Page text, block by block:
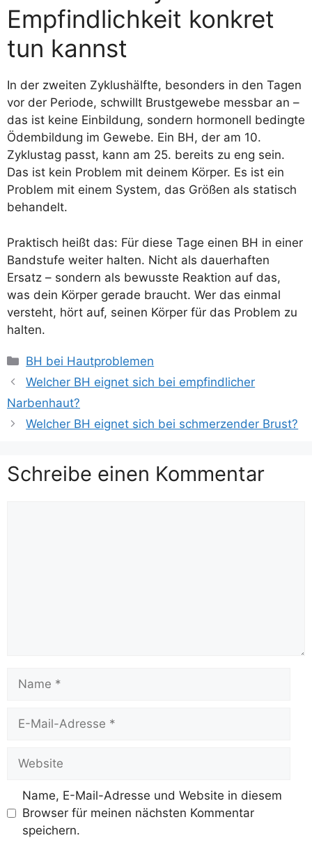
Empfindlichkeit konkret
tun kannst
In der zweiten Zyklushälfte, besonders in den Tagen
vor der Periode, schwillt Brustgewebe messbar an –
das ist keine Einbildung, sondern hormonell bedingte
Ödembildung im Gewebe. Ein BH, der am 10.
Zyklustag passt, kann am 25. bereits zu eng sein.
Das ist kein Problem mit deinem Körper. Es ist ein
Problem mit einem System, das Größen als statisch
behandelt.
Praktisch heißt das: Für diese Tage einen BH in einer
Bandstufe weiter halten. Nicht als dauerhaften
Ersatz – sondern als bewusste Reaktion auf das,
was dein Körper gerade braucht. Wer das einmal
versteht, hört auf, seinen Körper für das Problem zu
halten.
Kategorien
BH bei Hautproblemen
Welcher BH eignet sich bei empfindlicher
Narbenhaut?
Welcher BH eignet sich bei schmerzender Brust?
Schreibe einen Kommentar
Mail-
Name, E-Mail-Adresse und Website in diesem
Browser für meinen nächsten Kommentar
speichern.